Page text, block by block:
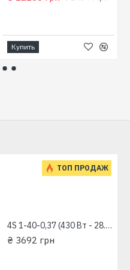
Купить
ТОП ПРОДАЖ
4S 1-40-0,37 (430 Вт - 28.3 л/мин - напор: 92 м) "RUDES" глубинный насос для скважин
₴ 3692 грн